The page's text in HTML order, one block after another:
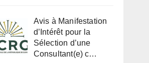
Avis à Manifestation
d’Intérêt pour la
Sélection d’une
Consultant(e) c…